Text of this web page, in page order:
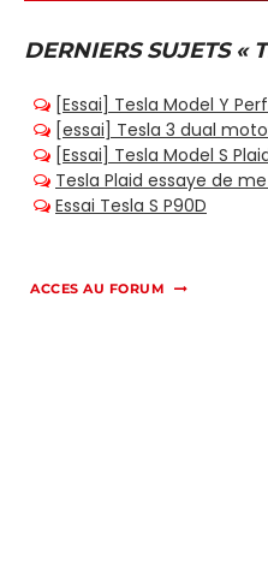
DERNIERS SUJETS «
ACCES AU FORUM